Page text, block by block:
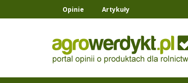
Opinie Artykuły